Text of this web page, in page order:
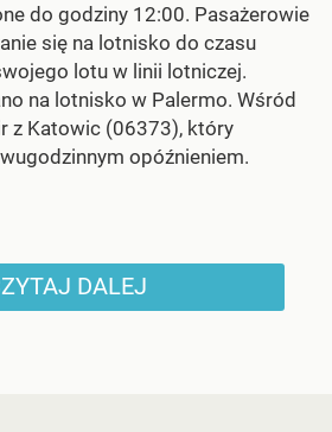
do godziny 12:00. Pasażerowie
się na lotnisko do czasu
lotu w linii lotniczej.
na lotnisko w Palermo. Wśród
z Katowic (06373), który
opóźnieniem.
DALEJ